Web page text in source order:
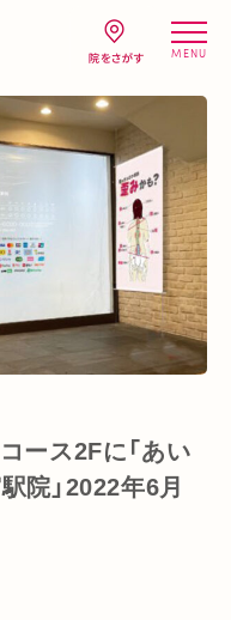
MENU
ース2Fに「あい
院」2022年6月